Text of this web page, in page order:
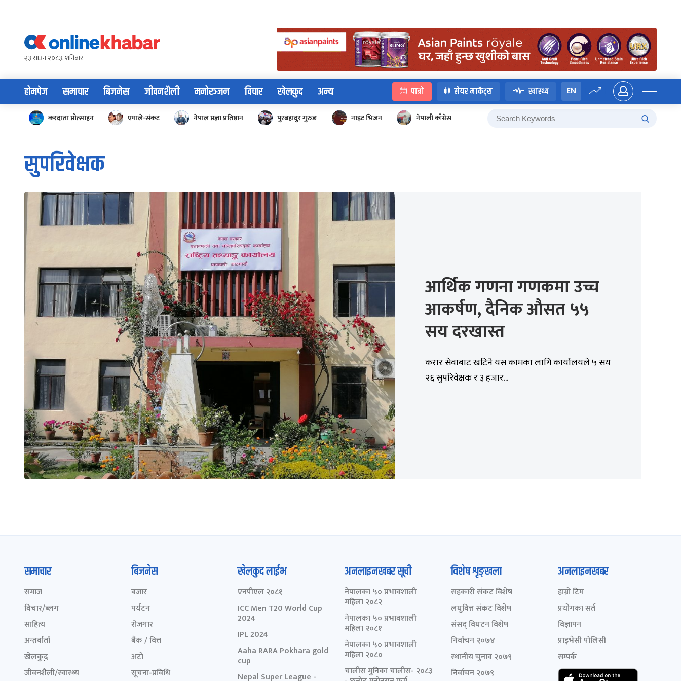
content२३ साउन २०८३, शनिबार
होमपेज समाचार बिजनेस जीवनशैली मनोरञ्जन विचार खेलकुद अन्य पात्रो सेयर मार्केट्स स्वास्थ्य EN
करदाता प्रोत्साहन एमाले-संकट नेपाल प्रज्ञा प्रतिष्ठान पुरबहादुर गुरुङ नाइट भिजन नेपाली काँग्रेस
सुपरिवेक्षक
आर्थिक गणना गणकमा उच्च
आकर्षण, दैनिक औसत ५५
सय दरखास्त
करार सेवाबाट खटिने यस कामका लागि कार्यालयले ५ सय
२६ सुपरिवेक्षक र ३ हजार...
समाचार
समाज
विचार/ब्लग
साहित्य
अन्तर्वार्ता
खेलकुद़़
जीवनशैली/स्वास्थ्य
बिजनेस
बजार
पर्यटन
रोजगार
बैंक / वित्त
अटो
सूचना-प्रविधि
खेलकुद लाईभ
एनपीएल २०८१
ICC Men T20 World Cup
2024
IPL 2024
Aaha RARA Pokhara gold
cup
Nepal Super League -
अनलाइनखबर सूची
नेपालका ५० प्रभावशाली
महिला २०८२
नेपालका ५० प्रभावशाली
महिला २०८१
नेपालका ५० प्रभावशाली
महिला २०८०
चालीस मुनिका चालीस- २०८३
विशेष शृङ्खला
सहकारी संकट विशेष
लघुवित्त संकट विशेष
संसद् विघटन विशेष
निर्वाचन २०७४
स्थानीय चुनाव २०७९
निर्वाचन २०७९
अनलाइनखबर
हाम्रो टिम
प्रयोगका सर्त
विज्ञापन
प्राइभेसी पोलिसी
सम्पर्क